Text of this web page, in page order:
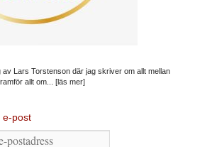
av Lars Torstenson där jag skriver om allt mellan
allt om... [läs mer]
e-post